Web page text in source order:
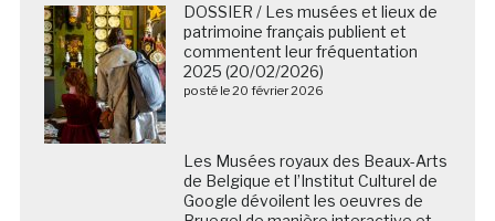
DOSSIER / Les musées et lieux de
patrimoine français publient et
commentent leur fréquentation
2025 (20/02/2026)
posté le 20 février 2026
Les Musées royaux des Beaux-Arts
de Belgique et l’Institut Culturel de
Google dévoilent les oeuvres de